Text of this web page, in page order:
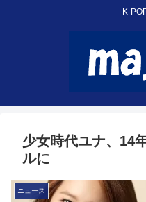
K-
少女時代ユナ、14
ルに
ニュース